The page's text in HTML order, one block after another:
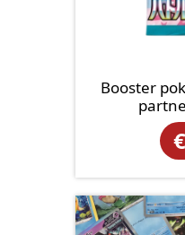
Booster
€